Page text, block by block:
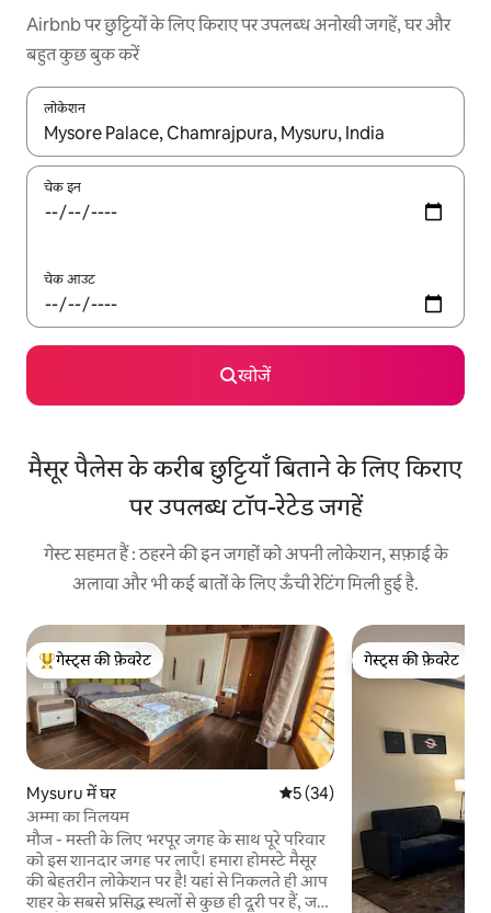
Airbnb पर छुट्टियों के लिए किराए पर उपलब्ध अनोखी जगहें, घर और
बहुत कुछ बुक करें
लोकेशन
नतीजों के उपलब्ध होने पर, अप और डाउन 'ऐरो की' का इस्तेमाल करके नेविगेट
चेक इन
चेक आउट
खोजें
मैसूर पैलेस के करीब छुट्टियाँ बिताने के लिए किराए
पर उपलब्ध टॉप-रेटेड जगहें
गेस्ट सहमत हैं : ठहरने की इन जगहों को अपनी लोकेशन, सफ़ाई के
अलावा और भी कई बातों के लिए ऊँची रेटिंग मिली हुई है.
गेस्ट्स का टॉप फ़ेवरेट
गेस्ट्स की फ़ेवरेट
Mysuru में घर औसत रेटिंग 5 में से 5, 34 समीक्षाएँ
5 (34)
अम्मा का निलयम
मौज - मस्ती के लिए भरपूर जगह के साथ पूरे परिवार
को इस शानदार जगह पर लाएँ। हमारा होमस्टे मैसूर
की बेहतरीन लोकेशन पर है! यहां से निकलते ही आप
शहर के सबसे प्रसिद्ध स्थलों से कुछ ही दूरी पर हैं, जहां
गेस्ट्स की फ़ेवरेट
गेस्ट्स की फ़ेवरेट